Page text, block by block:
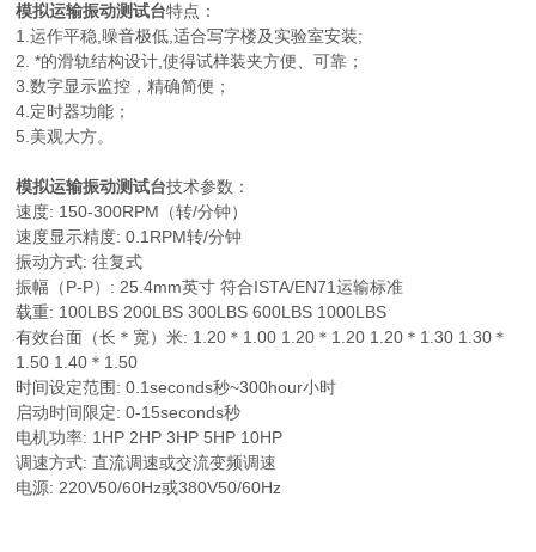
模拟运输振动测试台特点：
1.运作平稳,噪音极低,适合写字楼及实验室安装;
2. *的滑轨结构设计,使得试样装夹方便、可靠；
3.数字显示监控，精确简便；
4.定时器功能；
5.美观大方。
模拟运输振动测试台技术参数：
速度: 150-300RPM（转/分钟）
速度显示精度: 0.1RPM转/分钟
振动方式: 往复式
振幅（P-P）: 25.4mm英寸 符合ISTA/EN71运输标准
载重: 100LBS 200LBS 300LBS 600LBS 1000LBS
有效台面（长＊宽）米: 1.20＊1.00 1.20＊1.20 1.20＊1.30 1.30＊
1.50 1.40＊1.50
时间设定范围: 0.1seconds秒~300hour小时
启动时间限定: 0-15seconds秒
电机功率: 1HP 2HP 3HP 5HP 10HP
调速方式: 直流调速或交流变频调速
电源: 220V50/60Hz或380V50/60Hz